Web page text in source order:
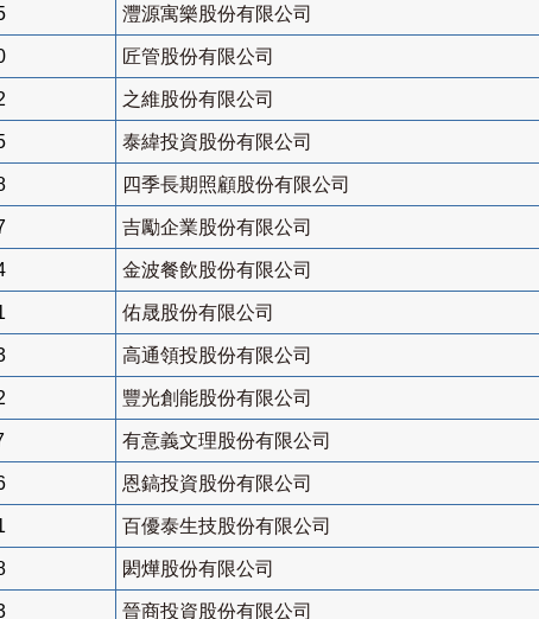
灃源寓樂股份有限公司
匠管股份有限公司
之維股份有限公司
泰緯投資股份有限公司
四季長期照顧股份有限公司
吉勵企業股份有限公司
金波餐飲股份有限公司
佑晟股份有限公司
高通領投股份有限公司
豐光創能股份有限公司
有意義文理股份有限公司
恩鎬投資股份有限公司
百優泰生技股份有限公司
閎燁股份有限公司
晉商投資股份有限公司